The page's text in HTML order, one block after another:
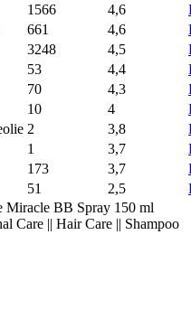
1566 4,6
661 4,6
3248 4,5
53 4,4
70 4,3
10 4
2 3,8
1 3,7
173 3,7
51 2,5
BB Spray 150 ml
Care || Hair Care || Shampoo